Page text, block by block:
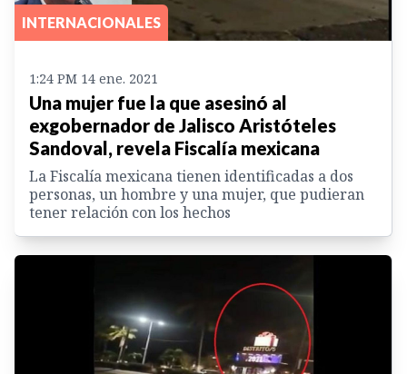
INTERNACIONALES
1:24 PM 14 ene. 2021
Una mujer fue la que asesinó al
exgobernador de Jalisco Aristóteles
Sandoval, revela Fiscalía mexicana
La Fiscalía mexicana tienen identificadas a dos
personas, un hombre y una mujer, que pudieran
tener relación con los hechos